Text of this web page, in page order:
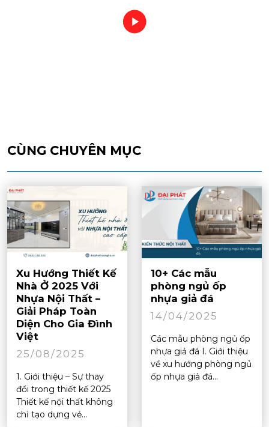
CÙNG CHUYÊN MỤC
Xu Hướng Thiết Kế
Nhà Ở 2025 Với
Nhựa Nội Thất –
Giải Pháp Toàn
Diện Cho Gia Đình
Việt
25/08/2025
1. Giới thiệu – Sự thay
đổi trong thiết kế 2025
Thiết kế nội thất không
chỉ tạo dựng vẻ...
10+ Các mẫu
phòng ngủ ốp
nhựa giả đá
14/04/2025
Các mẫu phòng ngủ ốp
nhựa giả đá I. Giới thiệu
về xu hướng phòng ngủ
ốp nhựa giả đá...